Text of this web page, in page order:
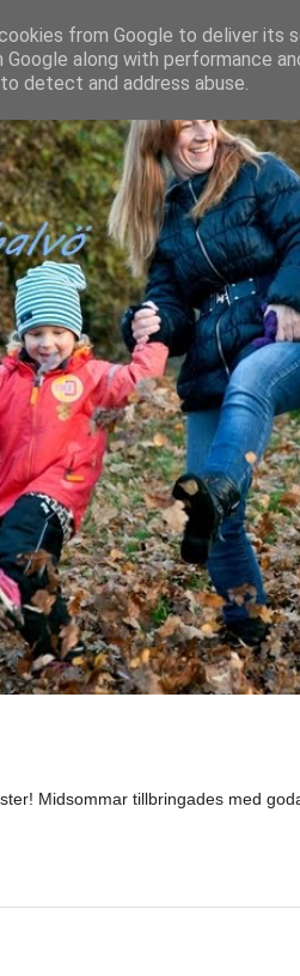
Midsommar tillbringades med
from Google to deliver its
Google along with performance
detect and address abuse.